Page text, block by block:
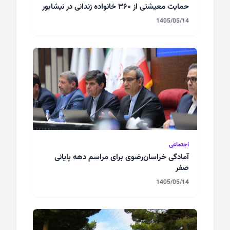
حمایت معیشتی از ۳۶۰ خانواده زندانی در نیشابور
1405/05/14
اجتماعی
آمادگی خراسان‌رضوی برای مراسم دهه پایانی
صفر
1405/05/14